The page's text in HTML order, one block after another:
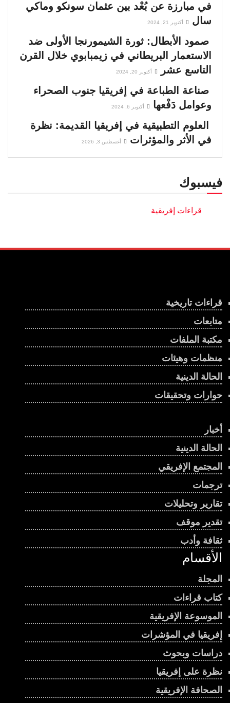
في مبارزة عن بُعْد بين عثمان سونكو وماكي
سال
أكتوبر 21, 2024
صمود الأبطال: ثورة الشيمورنجا الأولى ضد
الاستعمار البريطاني في زيمبابوي خلال القرن
التاسع عشر
أكتوبر 20, 2024
صناعة الطباعة في إفريقيا جنوب الصحراء
وعوامل دَفْعها
أكتوبر 6, 2024
العلوم التطبيقية في إفريقيا القديمة: نظرة
في الأثر والمؤثرات
أغسطس 3, 2026
فيسبوك
قراءات تاريخية
متابعات
مكتبة الملفات
منظمات وهيئات
الحالة الدينية
حوارات وتحقيقات
أخبار
الحالة الدينية
المجتمع الإفريقي
ترجمات
تقارير وتحليلات
تقدير موقف
ثقافة وأدب
الأقسام
المجلة
كتاب قراءات
الموسوعة الإفريقية
إفريقيا في المؤشرات
دراسات وبحوث
نظرة على إفريقيا
الصحافة الإفريقية